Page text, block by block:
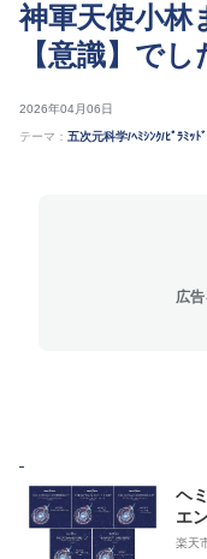
神軍天使小林
【意識】でし
2026年04月06日
テーマ： 五次元科学/ﾍﾐｼﾝｸ/ﾋﾟﾗﾐｯﾄﾞ
広
ヘ
エ
本
楽天